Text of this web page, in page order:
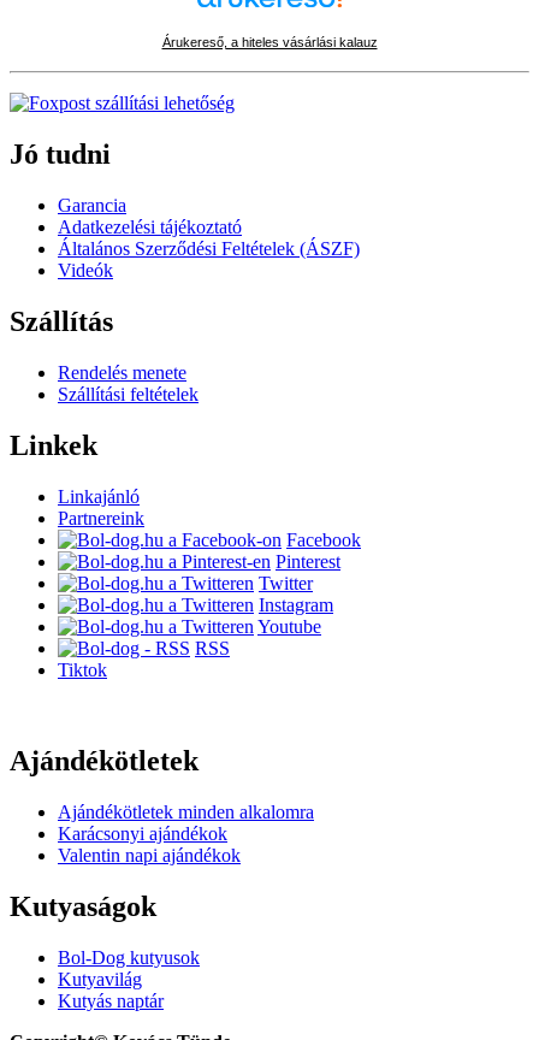
Árukereső, a hiteles vásárlási kalauz
Jó tudni
Garancia
Adatkezelési tájékoztató
Általános Szerződési Feltételek (ÁSZF)
Videók
Szállítás
Rendelés menete
Szállítási feltételek
Linkek
Linkajánló
Partnereink
Facebook
Pinterest
Twitter
Instagram
Youtube
RSS
Tiktok
Ajándékötletek
Ajándékötletek minden alkalomra
Karácsonyi ajándékok
Valentin napi ajándékok
Kutyaságok
Bol-Dog kutyusok
Kutyavilág
Kutyás naptár